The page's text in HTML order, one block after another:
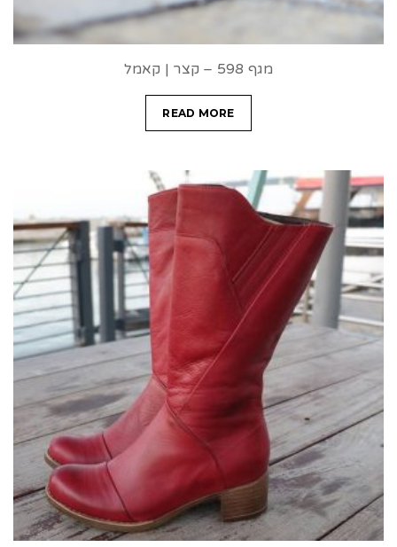
מגף 598 – קצר | קאמל
READ MORE